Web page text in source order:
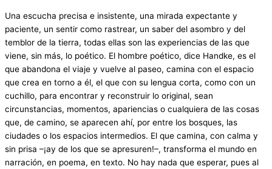
Una escucha precisa e insistente, una mirada expectante y
paciente, un sentir como rastrear, un saber del asombro y del
temblor de la tierra, todas ellas son las experiencias de las que
viene, sin más, lo poético. El hombre poético, dice Handke, es el
que abandona el viaje y vuelve al paseo, camina con el espacio
que crea en torno a él, el que con su lengua corta, como con un
cuchillo, para encontrar y reconstruir lo original, sean
circunstancias, momentos, apariencias o cualquiera de las cosas
que, de camino, se aparecen ahí, por entre los bosques, las
ciudades o los espacios intermedios. El que camina, con calma y
sin prisa –¡ay de los que se apresuren!–, transforma el mundo en
narración, en poema, en texto. No hay nada que esperar, pues al